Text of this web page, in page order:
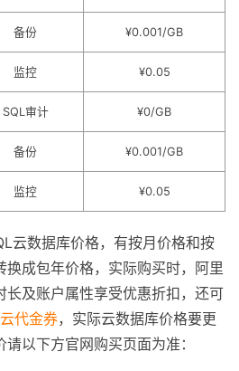
备份 ¥0.001/GB
监控 ¥0.05
SQL审计 ¥0/GB
备份 ¥0.001/GB
监控 ¥0.05
云数据库价格，有按月价格和按
换成包年价格，实际购买时，阿里
长及账户属性享受优惠折扣，还可
代金券，实际云数据库价格要更
以下方官网购买页面为准：